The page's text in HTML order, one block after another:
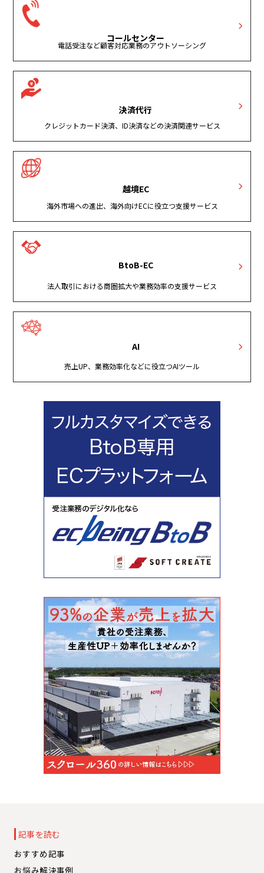
コールセンター
電話受注など顧客対応業務のアウトソーシング
決済代行
クレジットカード決済、ID決済などの決済関連サービス
越境EC
海外市場への進出、海外向けECに役立つ支援サービス
BtoB-EC
法人取引における商圏拡大や業務効率の支援サービス
AI
売上UP、業務効率化などに役立つAIツール
記事を読む
おすすめ記事
お悩み解決事例